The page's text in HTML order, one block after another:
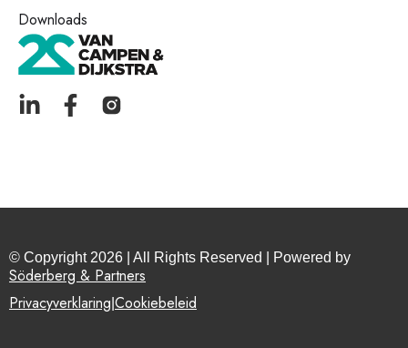
Downloads
© Copyright 2026 | All Rights Reserved | Powered by
Söderberg & Partners
Privacyverklaring Cookiebeleid